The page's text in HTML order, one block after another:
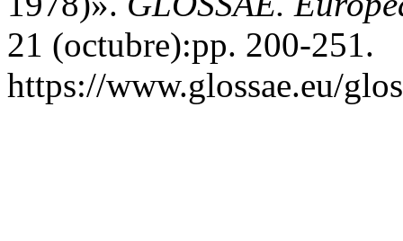
21 (octubre):pp. 200-251.
https://www.glossae.eu/